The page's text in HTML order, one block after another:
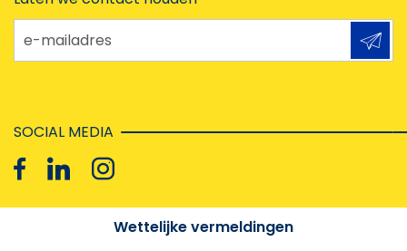
e-mailadres
SOCIAL MEDIA
Wettelijke vermeldingen